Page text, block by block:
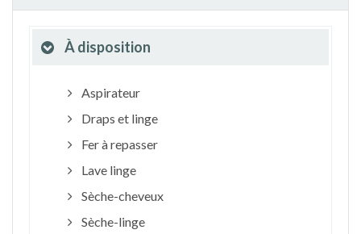
À disposition
Aspirateur
Draps et linge
Fer à repasser
Lave linge
Sèche-cheveux
Sèche-linge